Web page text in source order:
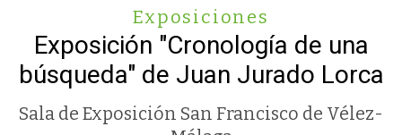
Exposiciones
Exposición "Cronología de una
búsqueda" de Juan Jurado Lorca
Sala de Exposición San Francisco de Vélez-